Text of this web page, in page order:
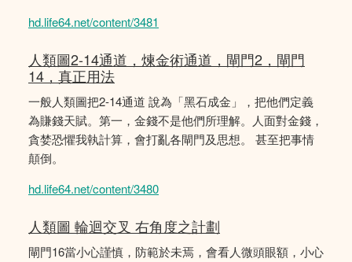
hd.life64.net/content/3481
人類圖2-14通道，煉金術通道，閘門2，閘門
14，真正用法
一般人類圖把2-14通道 說為「黑石成金」，把他們定義
為賺錢天賦。第一，金錢不是他們所理解。人面對金錢，
貪婪恐懼我執計算，會打亂各閘門及思想。 甚至把事情
顛倒。
hd.life64.net/content/3480
人類圖 輪迴交叉 右角度之計劃
閘門16當小心謹慎，防範於未焉，會看人微頭眼額，小心